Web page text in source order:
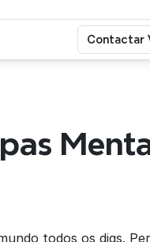
todos os dias.
Contactar